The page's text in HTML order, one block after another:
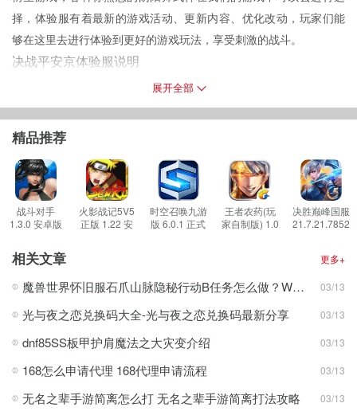
择，体验服有着最新的游戏活动、更新内容、优化改动，玩家们能
够在这里去进行体验到更好的游戏玩法，享受刺激的战斗。
决战平安京体验服说明
体验服可以抢先体验最新版本内容。
游戏简介
开始全新的游戏战斗，在这里去进行选择不同的式神进行作战，通
过和队友的配合，摧毁敌方基地获得游戏最后的胜利。
雪童子、黑崎一护、大司命、日和坊、荒川之主、莹草、傀儡师、
茨木童子等等你熟悉的角色都在这里，阴阳师的游戏世界观，开始
全新不同的战斗。
游戏特色
色，使之都有自己的适配场景。
2、丰富了装备之间的组合方式，全新的装备系统将如同一个百宝箱
一般，供大家自由搭配起来战斗。
3、阴阳师们可以结合自己的式神特点，玩出属于自己的个性打法，
游戏亮点
展开全部
精品推荐
战斗对手
1.3.0 安卓版
火影战记5V5
正版 1.22 安
时空召唤九游
版 6.0.1 正式
王者农药(玩
家自制版) 1.0
决胜巅峰国服
21.7.21.7852
相关文章 更多+
魔兽世界怀旧服石爪山脉隐秘行动B任务怎么做？WOW怀旧服风险投资公司函件在哪儿？ 03/13
光与夜之恋兑换码大全-光与夜之恋兑换码最新分享 03/13
dnf85SS板甲护肩魔法之大灾变介绍 03/13
168怎么申请代理 168代理申请流程 03/13
无名之辈手游简离怎么打 无名之辈手游简离打法攻略 03/13